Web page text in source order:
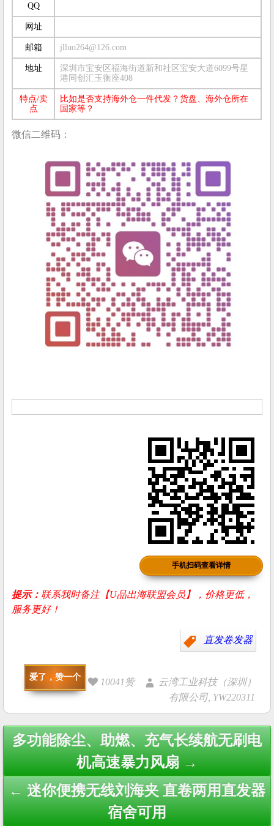
QQ
网址
邮箱 jlluo264@126.com
地址
深圳市宝安区福海街道新和社区宝安大道6099号星
港同创汇玉衡座408
特点/卖
点
比如是否支持海外仓一件代发？货盘、海外仓所在
国家等？
微信二维码：
手机扫码查看详情
提示：联系我时备注【U品出海联盟会员】，价格更低，
服务更好！
直发卷发器
爱了，赞一个 10041赞
云湾工业科技（深圳）
有限公司, YW220311
Post
navigation
多功能除尘、助燃、充气长续航无刷电
机高速暴力风扇 →
← 迷你便携无线刘海夹 直卷两用直发器
宿舍可用